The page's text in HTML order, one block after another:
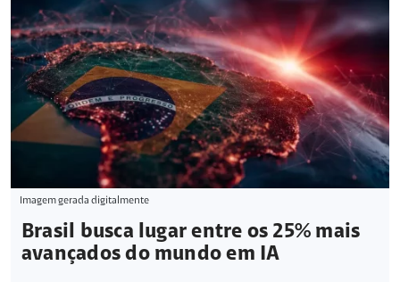
Imagem gerada digitalmente
Brasil busca lugar entre os 25% mais
avançados do mundo em IA